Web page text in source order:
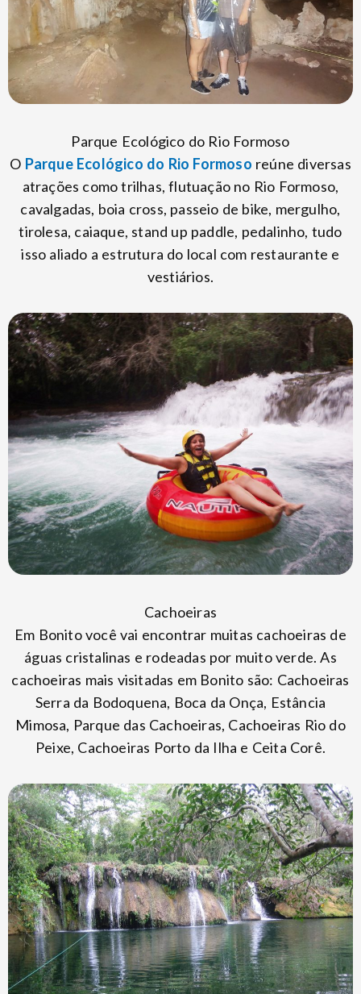
Parque Ecológico do Rio Formoso
O Parque Ecológico do Rio Formoso reúne diversas
atrações como trilhas, flutuação no Rio Formoso,
cavalgadas, boia cross, passeio de bike, mergulho,
tirolesa, caiaque, stand up paddle, pedalinho, tudo
isso aliado a estrutura do local com restaurante e
vestiários.
Cachoeiras
Em Bonito você vai encontrar muitas cachoeiras de
águas cristalinas e rodeadas por muito verde. As
cachoeiras mais visitadas em Bonito são: Cachoeiras
Serra da Bodoquena, Boca da Onça, Estância
Mimosa, Parque das Cachoeiras, Cachoeiras Rio do
Peixe, Cachoeiras Porto da Ilha e Ceita Corê.